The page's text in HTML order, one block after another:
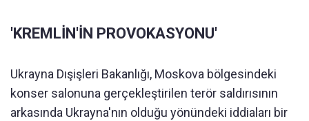
'KREMLİN'İN PROVOKASYONU'
Ukrayna Dışişleri Bakanlığı, Moskova bölgesindeki
konser salonuna gerçekleştirilen terör saldırısının
arkasında Ukrayna'nın olduğu yönündeki iddiaları bir